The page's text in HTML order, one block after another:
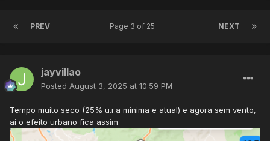
PREV NEXT
Page 3 of 25
jayvillao
Posted August 3, 2025 at 10:59 PM
Tempo muito seco (25% u.r.a mínima e atual) e agora sem vento,
aí o efeito urbano fica assim